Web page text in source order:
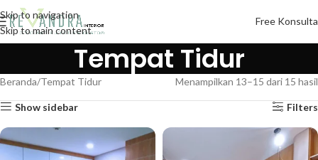
Skip to navigation
Skip to main content
Free
Tempat Tidur
Beranda Tempat Tidur Menampilkan 13–15 dari 15 hasil
Show sidebar Filters